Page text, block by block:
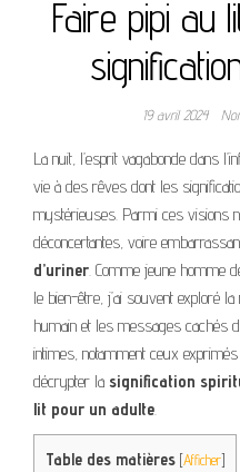
Faire pipi au
19 avril 2024
La nuit, l’esprit vagabonde dans
vie à des rêves dont les
mystérieuses. Parmi ces visions
déconcertantes, voire
d’uriner. Comme jeune homme
le bien-être, j’ai souvent exploré
humain et les messages cachés
intimes, notamment ceux
décrypter la signification
lit pour un adulte.
Table des matières [Afficher]